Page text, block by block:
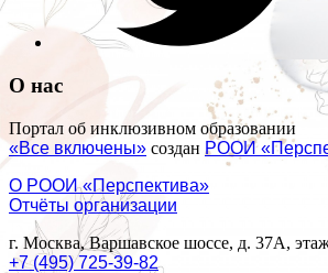
О нас
Портал об инклюзивном образовании
«Все включены» создан РООИ
О РООИ «Перспектива»
Отчёты организации
г. Москва, Варшавское шоссе, д. 37А,
+7 (495) 725-39-82